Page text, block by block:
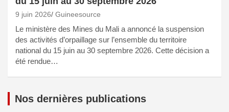
9 juin 2026 Guineesource
Le ministère des Mines du Mali a annoncé la suspension
des activités d’orpaillage sur l’ensemble du territoire
national du 15 juin au 30 septembre 2026. Cette décision a
été rendue…
Nos dernières publications